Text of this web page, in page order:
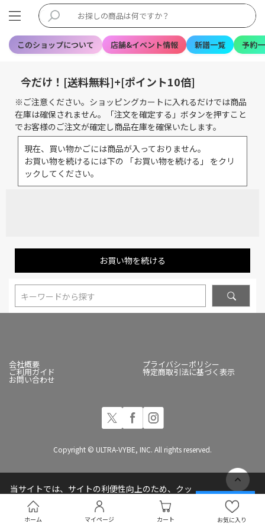
このショップについて 店舗&イベント情報 新譜一覧 予約
ホーム マイページ カート お気に入り
今だけ！[送料無料]+[ポイント10倍]
※ご注意ください。ショッピングカートに入れるだけでは商品
在庫は確保されません。「注文を確定する」ボタンを押すこと
でお客様のご注文が確定し商品在庫を確保いたします。
現在、買い物かごには商品が入っておりません。
お買い物を続けるには下の 「お買い物を続ける」 をクリ
ックしてください。
お買い物を続ける
キーワードから探す
会社概要 プライバシーポリシー
ご利用ガイド 特定商取引法に基づく表示
お問い合わせ
Copyright © ULTRA-VYBE, INC. All rights reserved.
当サイトでは、サイトの利便性向上のため、クッ
キー(Cookie)を使用しています
プライバシーポリシー
承諾する